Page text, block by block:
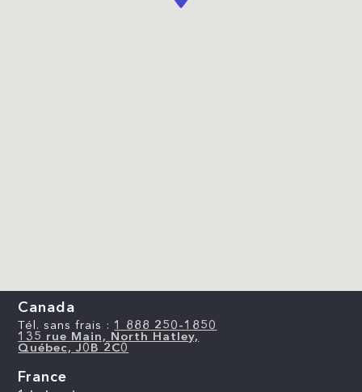
Canada
Tél. sans frais : 1 888 250-1850
135 rue Main, North Hatley,
Québec, J0B 2C0
France